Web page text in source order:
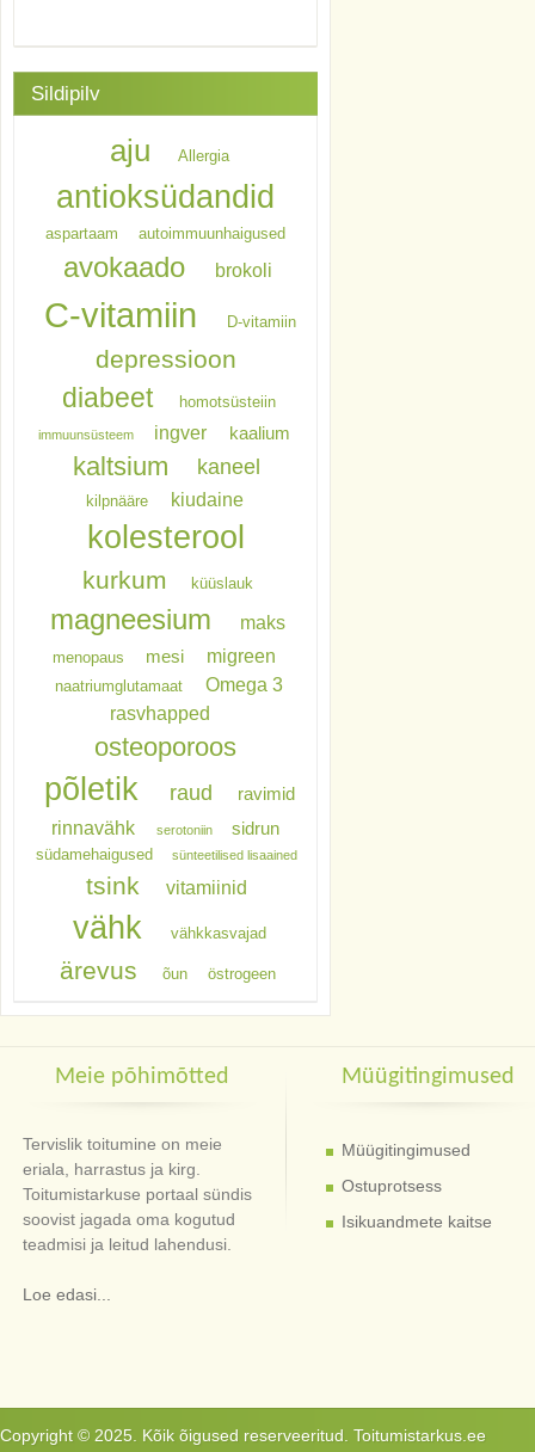
Sildipilv
aju Allergia
antioksüdandid
aspartaam autoimmuunhaigused
avokaado brokoli
C-vitamiin D-vitamiin
depressioon
diabeet homotsüsteiin
immuunsüsteem ingver kaalium
kaltsium kaneel
kilpnääre kiudaine
kolesterool
kurkum küüslauk
magneesium maks
menopaus mesi migreen
naatriumglutamaat
Omega 3
rasvhapped
osteoporoos
põletik raud ravimid
rinnavähk serotoniin sidrun
südamehaigused sünteetilised lisaained
tsink vitamiinid
vähk vähkkasvajad
ärevus õun östrogeen
Meie põhimõtted
Tervislik toitumine on meie
eriala, harrastus ja kirg.
Toitumistarkuse portaal sündis
soovist jagada oma kogutud
teadmisi ja leitud lahendusi.
Loe edasi...
Müügitingimused
Müügitingimused
Ostuprotsess
Isikuandmete kaitse
Copyright © 2025. Kõik õigused reserveeritud. Toitumistarkus.ee